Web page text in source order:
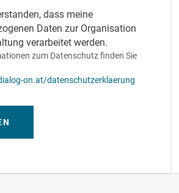
dass meine
Daten zur Organisation
verarbeitet werden.
zum Datenschutz finden Sie
on.at/datenschutzerklaerung